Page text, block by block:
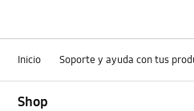
Inicio Soporte y ayuda con tus
Shop